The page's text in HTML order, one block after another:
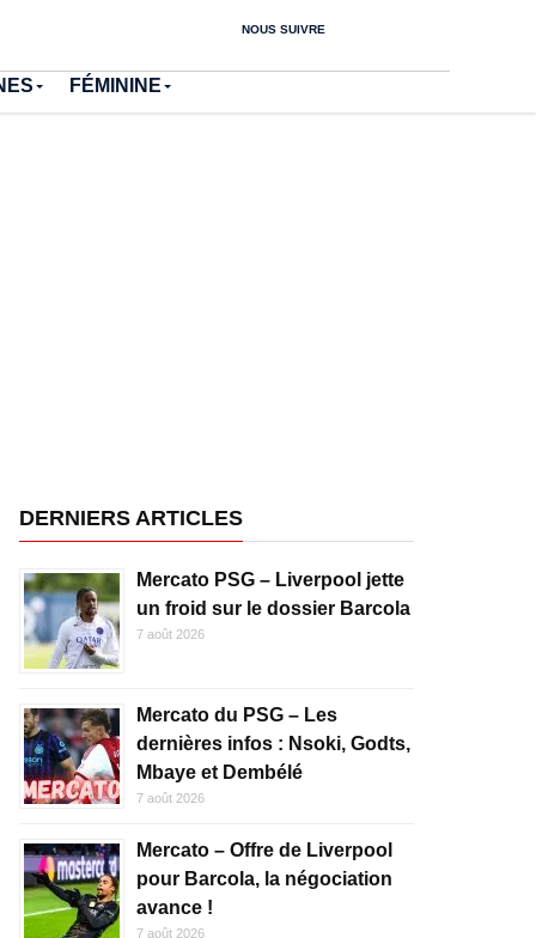
NOUS SUIVRE
FÉMININE
DERNIERS ARTICLES
Mercato PSG – Liverpool jette
un froid sur le dossier Barcola
7 août 2026
Mercato du PSG – Les
dernières infos : Nsoki, Godts,
Mbaye et Dembélé
7 août 2026
Mercato – Offre de Liverpool
pour Barcola, la négociation
avance !
7 août 2026